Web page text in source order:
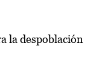
la despoblación